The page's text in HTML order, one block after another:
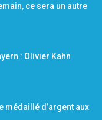
ce sera un autre
: Olivier Kahn
médaillé d’argent aux